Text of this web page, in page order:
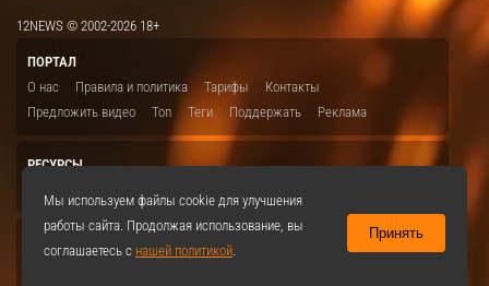
12NEWS © 2002-2026 18+
ПОРТАЛ
О нас
Правила и политика Тарифы
Контакты
Предложить видео
Топ Теги Поддержать Реклама
РЕСУРСЫ
Мы используем файлы cookie для улучшения
работы сайта. Продолжая использование, вы
соглашаетесь с нашей политикой.
Принять